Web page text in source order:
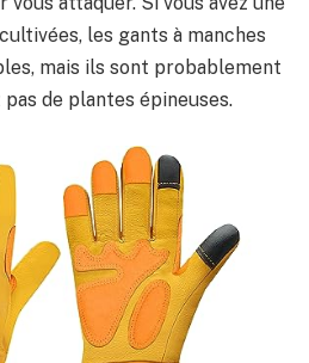
les gants à manches
mais ils sont probablement
pas de plantes épineuses.